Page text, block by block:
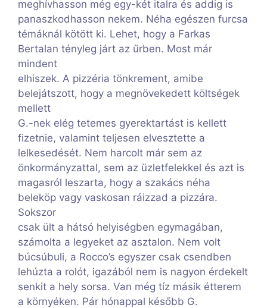
meghívhasson még egy-két italra és addig is
panaszkodhasson nekem. Néha egészen furcsa
témáknál kötött ki. Lehet, hogy a Farkas
Bertalan tényleg járt az űrben. Most már
mindent
elhiszek. A pizzéria tönkrement, amibe
belejátszott, hogy a megnövekedett költségek
mellett
G.-nek elég tetemes gyerektartást is kellett
fizetnie, valamint teljesen elvesztette a
lelkesedését. Nem harcolt már sem az
önkormányzattal, sem az üzletfelekkel és azt is
magasról leszarta, hogy a szakács néha
beleköp vagy vaskosan ráizzad a pizzára.
Sokszor
csak ült a hátsó helyiségben egymagában,
számolta a legyeket az asztalon. Nem volt
búcsúbuli, a Rocco’s egyszer csak csendben
lehúzta a rolót, igazából nem is nagyon érdekelt
senkit a hely sorsa. Van még tíz másik étterem
a környéken. Pár hónappal később G.